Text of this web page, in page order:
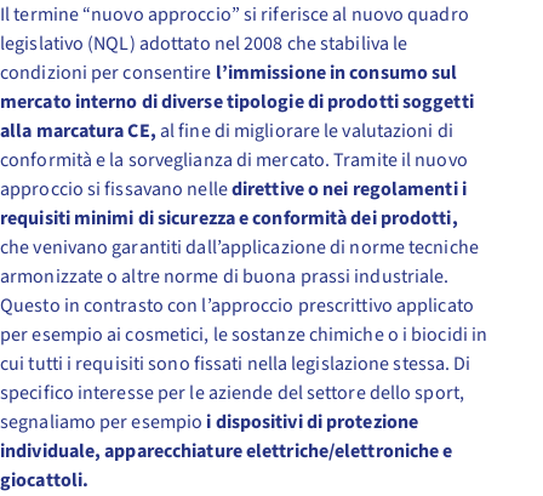
Il termine “nuovo approccio” si riferisce al nuovo quadro
legislativo (NQL) adottato nel 2008 che stabiliva le
condizioni per consentire l’immissione in consumo sul
mercato interno di diverse tipologie di prodotti soggetti
alla marcatura CE, al fine di migliorare le valutazioni di
conformità e la sorveglianza di mercato. Tramite il nuovo
approccio si fissavano nelledirettive o nei regolamenti i
requisiti minimi di sicurezza e conformità dei prodotti,
che venivano garantiti dall’applicazione di norme tecniche
armonizzate o altre norme di buona prassi industriale.
Questo in contrasto con l’approccio prescrittivo applicato
per esempio ai cosmetici, le sostanze chimiche o i biocidi in
cui tutti i requisiti sono fissati nella legislazione stessa. Di
specifico interesse per le aziende del settore dello sport,
segnaliamo per esempio i dispositivi di protezione
individuale, apparecchiature elettriche/elettroniche e
giocattoli.